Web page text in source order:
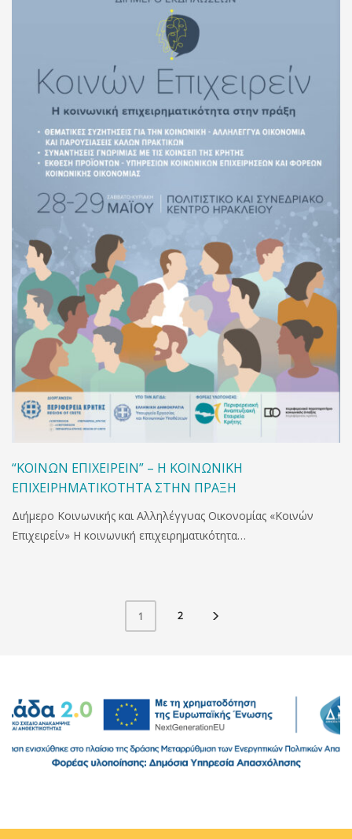
“ΚΟΙΝΩΝ ΕΠΙΧΕΙΡΕΙΝ” – Η ΚΟΙΝΩΝΙΚΗ
ΕΠΙΧΕΙΡΗΜΑΤΙΚΟΤΗΤΑ ΣΤΗΝ ΠΡΑΞΗ
Διήμερο Κοινωνικής και Αλληλέγγυας Οικονομίας «Κοινών
Επιχειρείν» Η κοινωνική επιχειρηματικότητα…
1 2